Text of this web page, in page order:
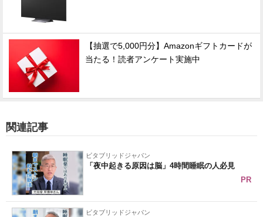
【抽選で5,000円分】Amazonギフトカードが
当たる！読者アンケート実施中
関連記事
ビタブリッドジャパン
「夜中起きる原因は脳」4時間睡眠の人必見
PR
ビタブリッドジャパン